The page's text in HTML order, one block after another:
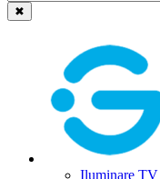
✖
Iluminare TV